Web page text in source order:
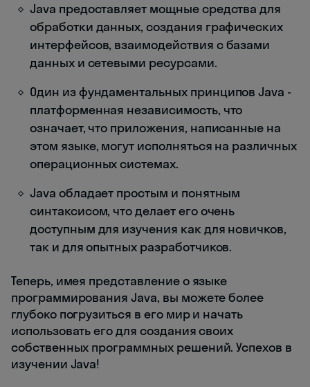
Java предоставляет мощные средства для
обработки данных, создания графических
интерфейсов, взаимодействия с базами
данных и сетевыми ресурсами.
Один из фундаментальных принципов Java -
платформенная независимость, что
означает, что приложения, написанные на
этом языке, могут исполняться на различных
операционных системах.
Java обладает простым и понятным
синтаксисом, что делает его очень
доступным для изучения как для новичков,
так и для опытных разработчиков.
Теперь, имея представление о языке
программирования Java, вы можете более
глубоко погрузиться в его мир и начать
использовать его для создания своих
собственных программных решений. Успехов в
изучении Java!